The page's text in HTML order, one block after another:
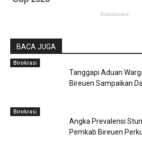
BACA JUGA
Birokrasi
Tanggapi Aduan
Bireuen Sampaikan
Birokrasi
Angka Prevalensi
Pemkab Bireuen